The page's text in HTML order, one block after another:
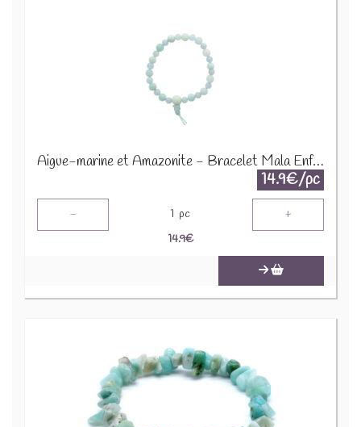
Aigue-marine et Amazonite - Bracelet Mala Enfant 68994
14.9€/pc
- 1 pc +
14.9€